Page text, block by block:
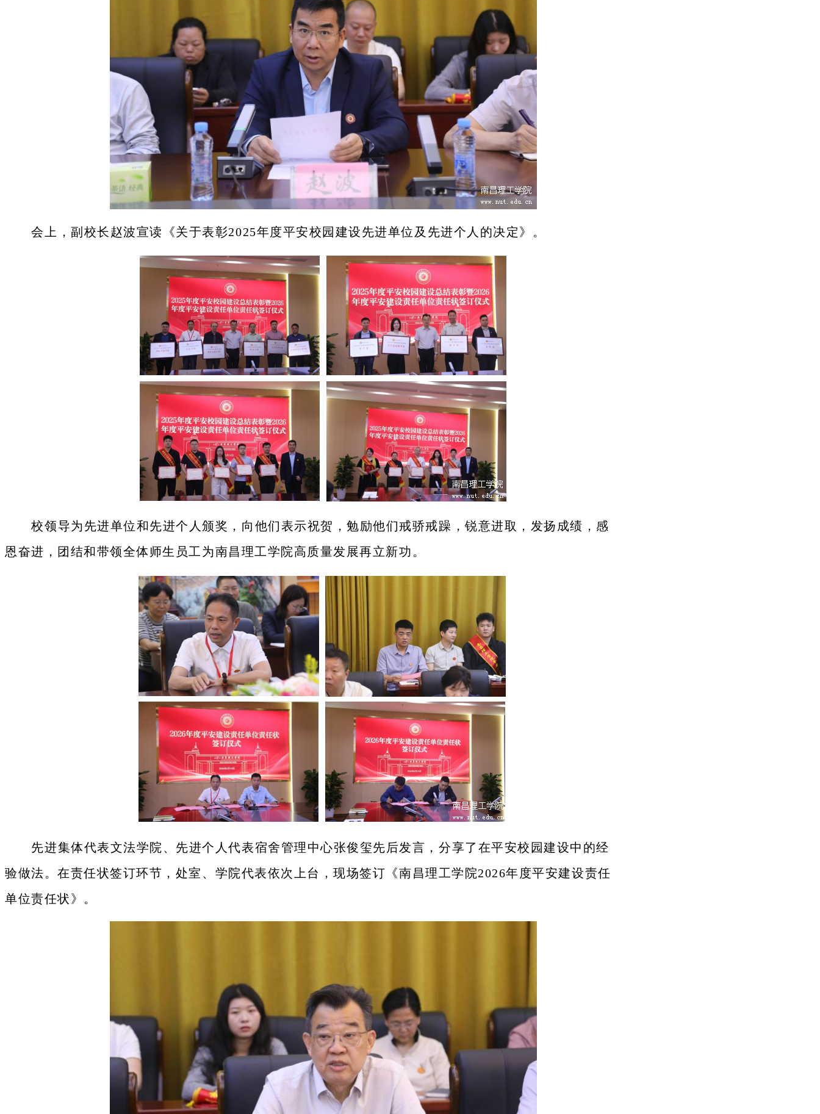
会上，副校长赵波宣读《关于表彰2025年度平安校园建设先进单位及先进个人的决定》。
校领导为先进单位和先进个人颁奖，向他们表示祝贺，勉励他们戒骄戒躁，锐意进取，发扬成绩，感
恩奋进，团结和带领全体师生员工为南昌理工学院高质量发展再立新功。
先进集体代表文法学院、先进个人代表宿舍管理中心张俊玺先后发言，分享了在平安校园建设中的经
验做法。在责任状签订环节，处室、学院代表依次上台，现场签订《南昌理工学院2026年度平安建设责任
单位责任状》。